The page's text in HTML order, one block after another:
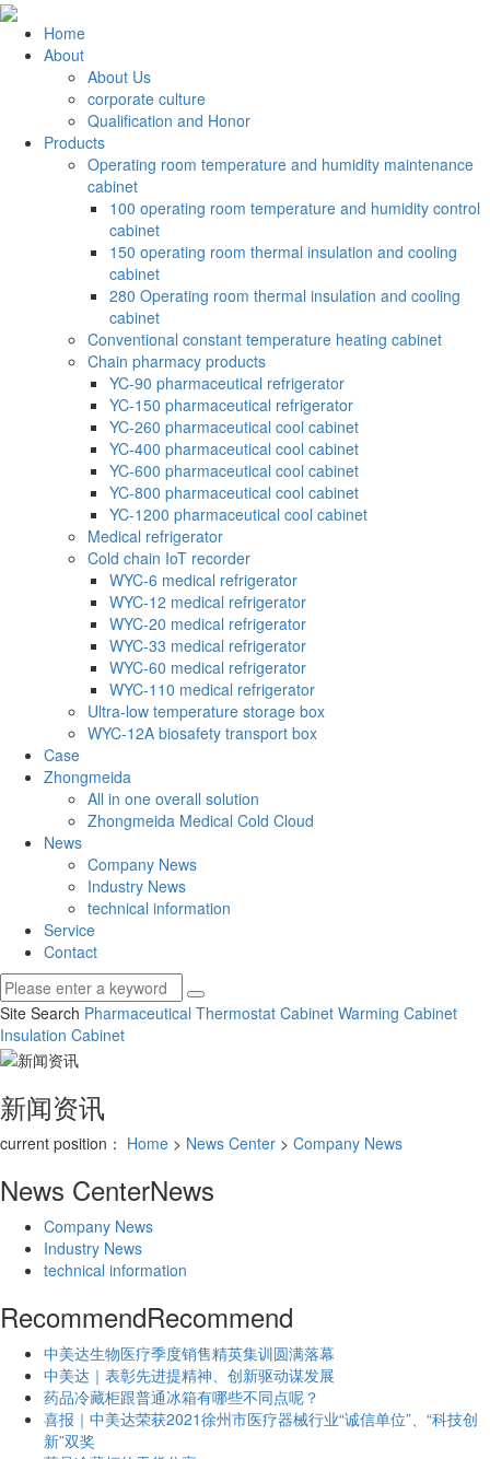
Home
About
About Us
corporate culture
Qualification and Honor
Products
Operating room temperature and humidity maintenance
cabinet
100 operating room temperature and humidity control
cabinet
150 operating room thermal insulation and cooling
cabinet
280 Operating room thermal insulation and cooling
cabinet
Conventional constant temperature heating cabinet
Chain pharmacy products
YC-90 pharmaceutical refrigerator
YC-150 pharmaceutical refrigerator
YC-260 pharmaceutical cool cabinet
YC-400 pharmaceutical cool cabinet
YC-600 pharmaceutical cool cabinet
YC-800 pharmaceutical cool cabinet
YC-1200 pharmaceutical cool cabinet
Medical refrigerator
Cold chain IoT recorder
WYC-6 medical refrigerator
WYC-12 medical refrigerator
WYC-20 medical refrigerator
WYC-33 medical refrigerator
WYC-60 medical refrigerator
WYC-110 medical refrigerator
Ultra-low temperature storage box
WYC-12A biosafety transport box
Case
Zhongmeida
All in one overall solution
Zhongmeida Medical Cold Cloud
News
Company News
Industry News
technical information
Service
Contact
Site Search Pharmaceutical Thermostat Cabinet Warming Cabinet
Insulation Cabinet
新闻资讯
current position： Home > News Center > Company News
News CenterNews
Company News
Industry News
technical information
RecommendRecommend
中美达生物医疗季度销售精英集训圆满落幕
中美达｜表彰先进提精神、创新驱动谋发展
药品冷藏柜跟普通冰箱有哪些不同点呢？
喜报｜中美达荣获2021徐州市医疗器械行业“诚信单位”、“科技创
新”双奖